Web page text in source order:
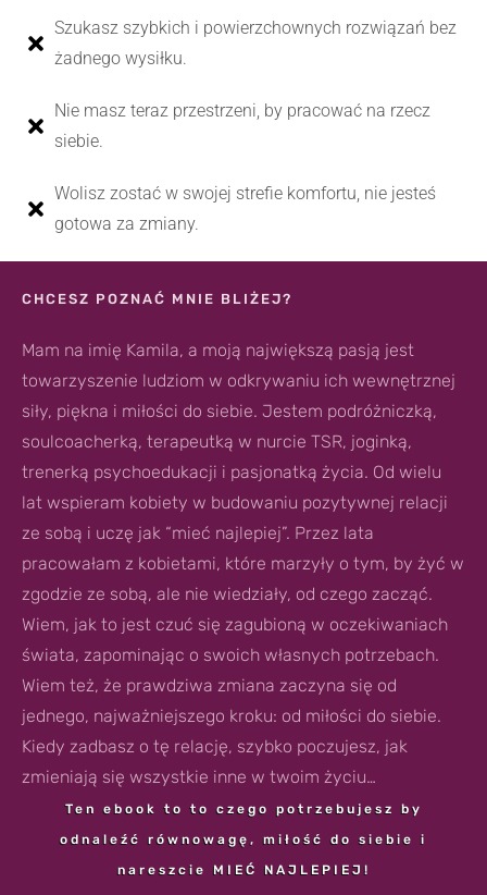
Szukasz szybkich i powierzchownych rozwiązań bez
żadnego wysiłku.
Nie masz teraz przestrzeni, by pracować na rzecz
siebie.
Wolisz zostać w swojej strefie komfortu, nie jesteś
gotowa za zmiany.
CHCESZ POZNAĆ MNIE BLIŻEJ?
Mam na imię Kamila, a moją największą pasją jest
towarzyszenie ludziom w odkrywaniu ich wewnętrznej
siły, piękna i miłości do siebie. Jestem podróżniczką,
soulcoacherką, terapeutką w nurcie TSR, joginką,
trenerką psychoedukacji i pasjonatką życia. Od wielu
lat wspieram kobiety w budowaniu pozytywnej relacji
ze sobą i uczę jak “mieć najlepiej”. Przez lata
pracowałam z kobietami, które marzyły o tym, by żyć w
zgodzie ze sobą, ale nie wiedziały, od czego zacząć.
Wiem, jak to jest czuć się zagubioną w oczekiwaniach
świata, zapominając o swoich własnych potrzebach.
Wiem też, że prawdziwa zmiana zaczyna się od
jednego, najważniejszego kroku: od miłości do siebie.
Kiedy zadbasz o tę relację, szybko poczujesz, jak
zmieniają się wszystkie inne w twoim życiu…
Ten ebook to to czego potrzebujesz by
odnaleźć równowagę, miłość do siebie i
nareszcie MIEĆ NAJLEPIEJ!